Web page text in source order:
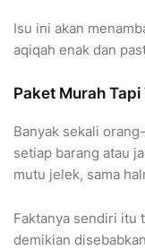
Isu ini akan
aqiqah enak dan
Paket Murah
Banyak sekali
setiap barang atau
mutu jelek, sama
Faktanya sendiri itu
demikian